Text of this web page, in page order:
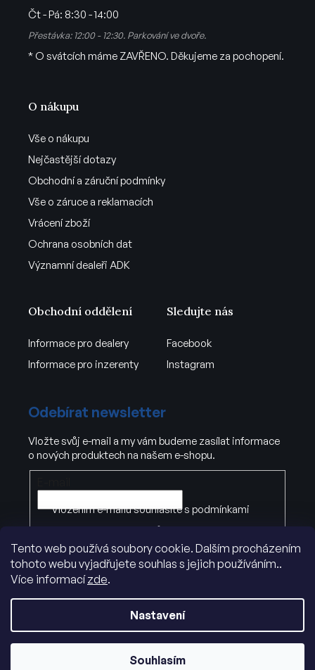
Tento web používá soubory cookie. Dalším procházením
tohoto webu vyjadřujete souhlas s jejich používáním..
Více informacízde.
Nastavení
Souhlasím
O nákupu
Vše o nákupu
Nejčastější dotazy
Obchodní a záruční podmínky
Vše o záruce a reklamacích
Vrácení zboží
Ochrana osobních dat
Významní dealeři ADK
Čt - Pá: 8:30 - 14:00
Přestávka: 12:00 - 12:30. Parkování ve dvoře.
* O svátcích máme ZAVŘENO. Děkujeme za pochopení.
Obchodní oddělení
Informace pro dealery
Informace pro inzerenty
Sledujte nás
Facebook
Instagram
Odebírat newsletter
Vložte svůj e-mail a my vám budeme zasílat informace
o nových produktech na našem e-shopu.
Vložením e-mailu souhlasíte s podmínkami
ochrany osobních údajů
PŘIHLÁSIT SE
Vytvořil Shoptet|Dostmedia